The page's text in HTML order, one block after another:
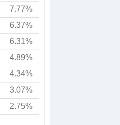
7.77%
6.37%
6.31%
4.89%
4.34%
3.07%
2.75%